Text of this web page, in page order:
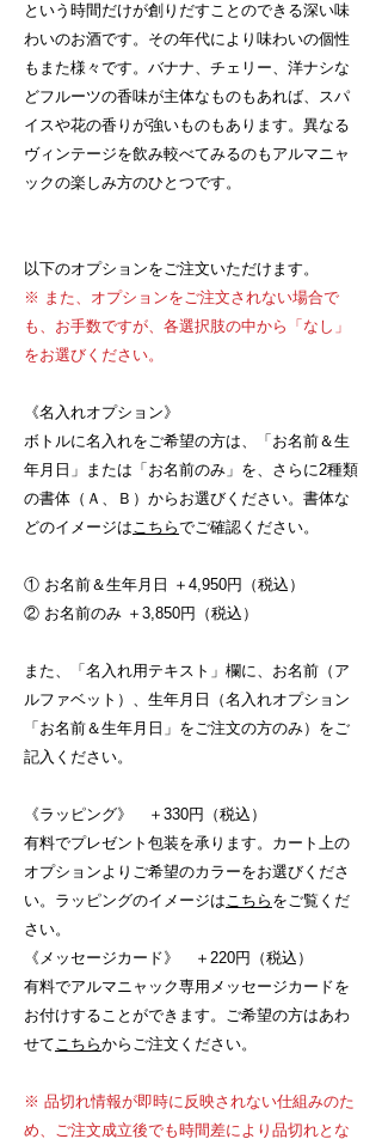
という時間だけが創りだすことのできる深い味
わいのお酒です。その年代により味わいの個性
もまた様々です。バナナ、チェリー、洋ナシな
どフルーツの香味が主体なものもあれば、スパ
イスや花の香りが強いものもあります。異なる
ヴィンテージを飲み較べてみるのもアルマニャ
ックの楽しみ方のひとつです。
以下のオプションをご注文いただけます。
※ また、オプションをご注文されない場合で
も、お手数ですが、各選択肢の中から「なし」
をお選びください。
《名入れオプション》
ボトルに名入れをご希望の方は、「お名前＆生
年月日」または「お名前のみ」を、さらに2種類
の書体（Ａ、Ｂ）からお選びください。書体な
どのイメージはこちらでご確認ください。
① お名前＆生年月日 ＋4,950円（税込）
② お名前のみ ＋3,850円（税込）
また、「名入れ用テキスト」欄に、お名前（ア
ルファベット）、生年月日（名入れオプション
「お名前＆生年月日」をご注文の方のみ）をご
記入ください。
《ラッピング》 ＋330円（税込）
有料でプレゼント包装を承ります。カート上の
オプションよりご希望のカラーをお選びくださ
い。ラッピングのイメージはこちら をご覧くだ
さい。
《メッセージカード》 ＋220円（税込）
有料でアルマニャック専用メッセージカードを
お付けすることができます。ご希望の方はあわ
せてこちらからご注文ください。
※ 品切れ情報が即時に反映されない仕組みのた
め、ご注文成立後でも時間差により品切れとな